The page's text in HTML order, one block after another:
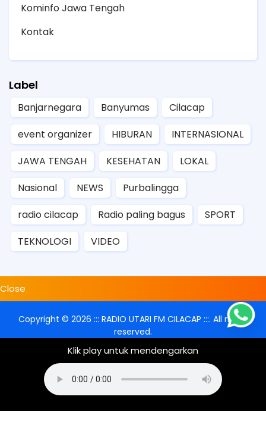
Kominfo Jawa Tengah
Kontak
Label
Banjarnegara Banyumas
Cilacap
event organizer
HIBURAN
INTERNASIONAL
JAWA TENGAH
KESEHATAN
LOKAL
Nasional
NEWS
Purbalingga
radio cilacap
Radio paling bagus
SPORT
TEKNOLOGI
VIDEO
Klik play untuk mendengarkan
Close
Copyright © 2026 ::: RADIO UTARI FM CILACAP :::. All rights
reserved.